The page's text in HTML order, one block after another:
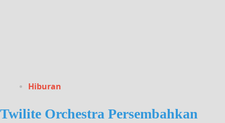
Hiburan
Twilite Orchestra Persembahkan